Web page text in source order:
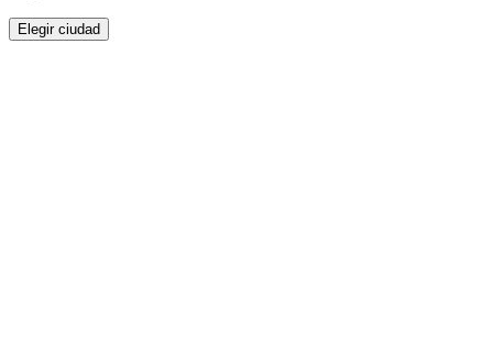
Elegir ciudad